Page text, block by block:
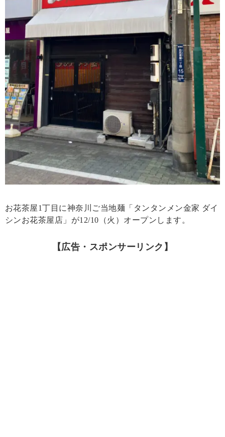
お花茶屋1丁目に神奈川ご当地麺「タンタンメン金家 ダイ
シンお花茶屋店」が12/10（火）オープンします。
【広告・スポンサーリンク】